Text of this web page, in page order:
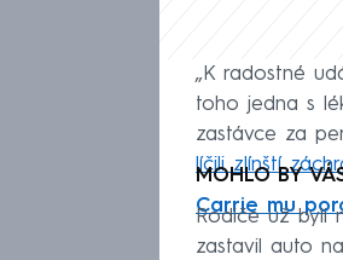
„K radostné
toho jedna s
zastávce za
líčili zlínští
MOHLO BY
Carrie mu
Rodiče už byli
zastavil auto